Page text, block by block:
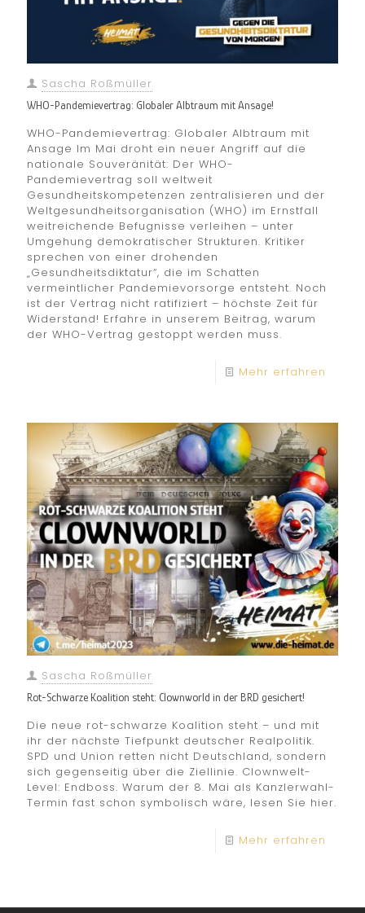
Sascha Roßmüller
WHO-Pandemievertrag: Globaler Albtraum mit Ansage!
WHO-Pandemievertrag: Globaler Albtraum mit
Ansage Im Mai droht ein neuer Angriff auf die
nationale Souveränität: Der WHO-
Pandemievertrag soll weltweit
Gesundheitskompetenzen zentralisieren und der
Weltgesundheitsorganisation (WHO) im Ernstfall
weitreichende Befugnisse verleihen – unter
Umgehung demokratischer Strukturen. Kritiker
sprechen von einer drohenden
„Gesundheitsdiktatur“, die im Schatten
vermeintlicher Pandemievorsorge entsteht. Noch
ist der Vertrag nicht ratifiziert – höchste Zeit für
Widerstand! Erfahre in unserem Beitrag, warum
der WHO-Vertrag gestoppt werden muss.
Mehr erfahren
Sascha Roßmüller
Rot-Schwarze Koalition steht: Clownworld in der BRD gesichert!
Die neue rot-schwarze Koalition steht – und mit
ihr der nächste Tiefpunkt deutscher Realpolitik.
SPD und Union retten nicht Deutschland, sondern
sich gegenseitig über die Ziellinie. Clownwelt-
Level: Endboss. Warum der 8. Mai als Kanzlerwahl-
Termin fast schon symbolisch wäre, lesen Sie hier.
Mehr erfahren